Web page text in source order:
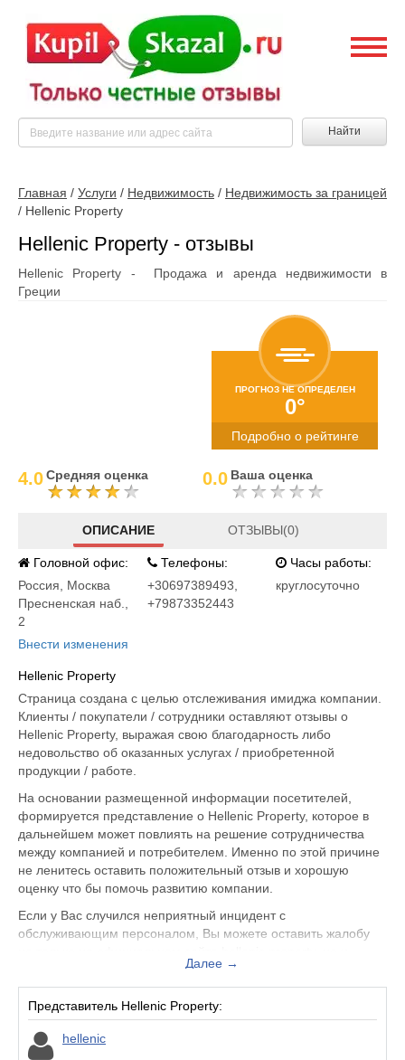
Найти
Главная / Услуги / Недвижимость / Недвижимость за границей
/ Hellenic Property
Hellenic Property - отзывы
Hellenic Property - Продажа и аренда недвижимости в
Греции
ПРОГНОЗ НЕ ОПРЕДЕЛЕН
0°
Подробно о рейтинге
4.0Средняя оценка 0.0 Ваша оценка
ОПИСАНИЕ ОТЗЫВЫ(0)
Головной офис:
Россия
Москва
Пресненская наб.,
2
Внести изменения
Телефоны:
+30697389493,
+79873352443
Часы работы:
круглосуточно
Hellenic Property
Страница создана с целью отслеживания имиджа компании.
Клиенты / покупатели / сотрудники оставляют отзывы о
Hellenic Property, выражая свою благодарность либо
недовольство об оказанных услугах / приобретенной
продукции / работе.
На основании размещенной информации посетителей,
формируется представление о Hellenic Property, которое в
дальнейшем может повлиять на решение сотрудничества
между компанией и потребителем. Именно по этой причине
не ленитесь оставить положительный отзыв и хорошую
оценку что бы помочь развитию компании.
Если у Вас случился неприятный инцидент с
обслуживающим персоналом, Вы можете оставить жалобу
здесь. Представитель организации ответит на Ваш отзыв и
примет меры по улучшению качества предоставляемых
услуг.
Hellenic Property находится по адресу Москва Пресненская
наб., 2, вы можете поделиться впечатлением от посещения
Далее →
Представитель Hellenic Property:
hellenic